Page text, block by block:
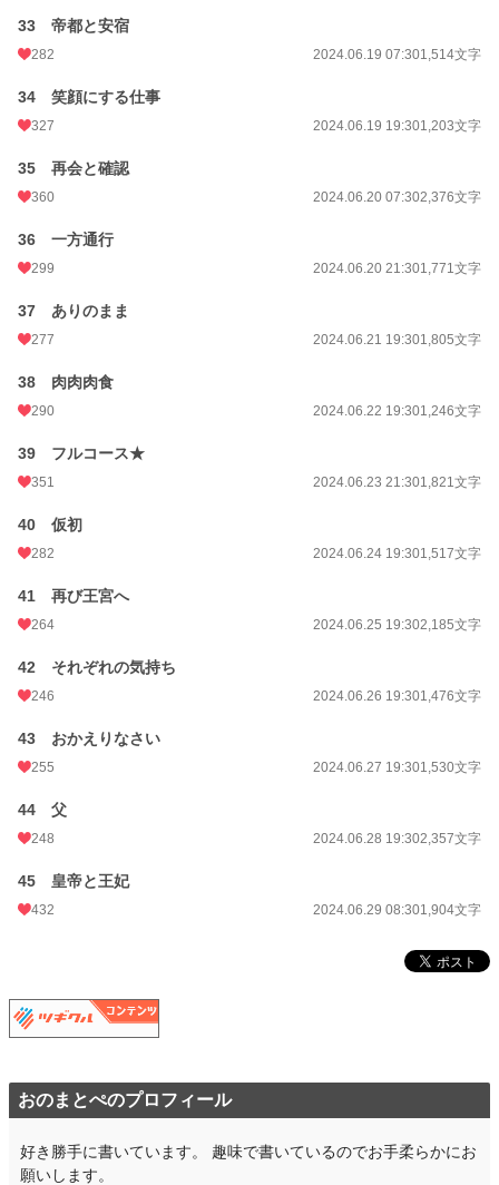
33 帝都と安宿
282 2024.06.19 07:301,514文字
34 笑顔にする仕事
327 2024.06.19 19:301,203文字
35 再会と確認
360 2024.06.20 07:302,376文字
36 一方通行
299 2024.06.20 21:301,771文字
37 ありのまま
277 2024.06.21 19:301,805文字
38 肉肉肉食
290 2024.06.22 19:301,246文字
39 フルコース★
351 2024.06.23 21:301,821文字
40 仮初
282 2024.06.24 19:301,517文字
41 再び王宮へ
264 2024.06.25 19:302,185文字
42 それぞれの気持ち
246 2024.06.26 19:301,476文字
43 おかえりなさい
255 2024.06.27 19:301,530文字
44 父
248 2024.06.28 19:302,357文字
45 皇帝と王妃
432 2024.06.29 08:301,904文字
おのまとぺのプロフィール
好き勝手に書いています。 趣味で書いているのでお手柔らかにお
願いします。